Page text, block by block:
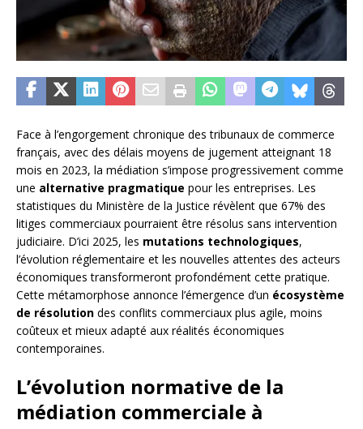
Face à l’engorgement chronique des tribunaux de commerce
français, avec des délais moyens de jugement atteignant 18
mois en 2023, la médiation s’impose progressivement comme
une alternative pragmatique pour les entreprises. Les
statistiques du Ministère de la Justice révèlent que 67% des
litiges commerciaux pourraient être résolus sans intervention
judiciaire. D’ici 2025, les mutations technologiques,
l’évolution réglementaire et les nouvelles attentes des acteurs
économiques transformeront profondément cette pratique.
Cette métamorphose annonce l’émergence d’un écosystème
de résolution des conflits commerciaux plus agile, moins
coûteux et mieux adapté aux réalités économiques
contemporaines.
L’évolution normative de la
médiation commerciale à